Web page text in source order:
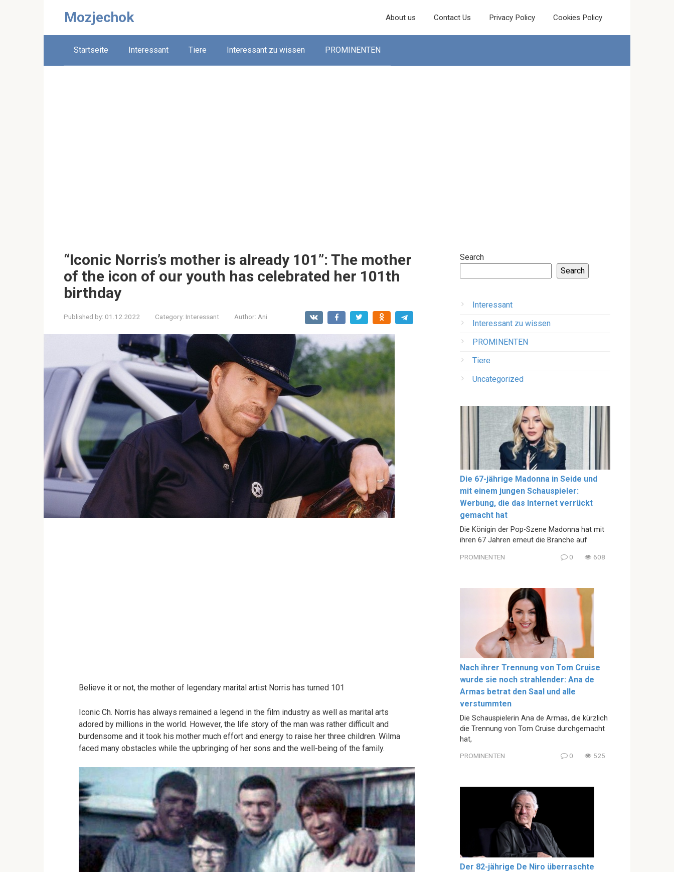
Mozjechok About us Contact Us Privacy Policy Cookies Policy
Startseite Interessant Tiere Interessant zu wissen PROMINENTEN
“Iconic Norris’s mother is already 101”: The mother
of the icon of our youth has celebrated her 101th
birthday
Published by: 01.12.2022 Category: Interessant Author: Ani
Believe it or not, the mother of legendary marital artist Norris has turned 101
Iconic Ch. Norris has always remained a legend in the film industry as well as marital arts
adored by millions in the world. However, the life story of the man was rather difficult and
burdensome and it took his mother much effort and energy to raise her three children. Wilma
faced many obstacles while the upbringing of her sons and the well-being of the family.
Search
Search
Interessant
Interessant zu wissen
PROMINENTEN
Tiere
Uncategorized
Die 67-jährige Madonna in Seide und
mit einem jungen Schauspieler:
Werbung, die das Internet verrückt
gemacht hat
Die Königin der Pop-Szene Madonna hat mit
ihren 67 Jahren erneut die Branche auf
PROMINENTEN 0 608
Nach ihrer Trennung von Tom Cruise
wurde sie noch strahlender: Ana de
Armas betrat den Saal und alle
verstummten
Die Schauspielerin Ana de Armas, die kürzlich
die Trennung von Tom Cruise durchgemacht
hat,
PROMINENTEN 0 525
Der 82-jährige De Niro überraschte